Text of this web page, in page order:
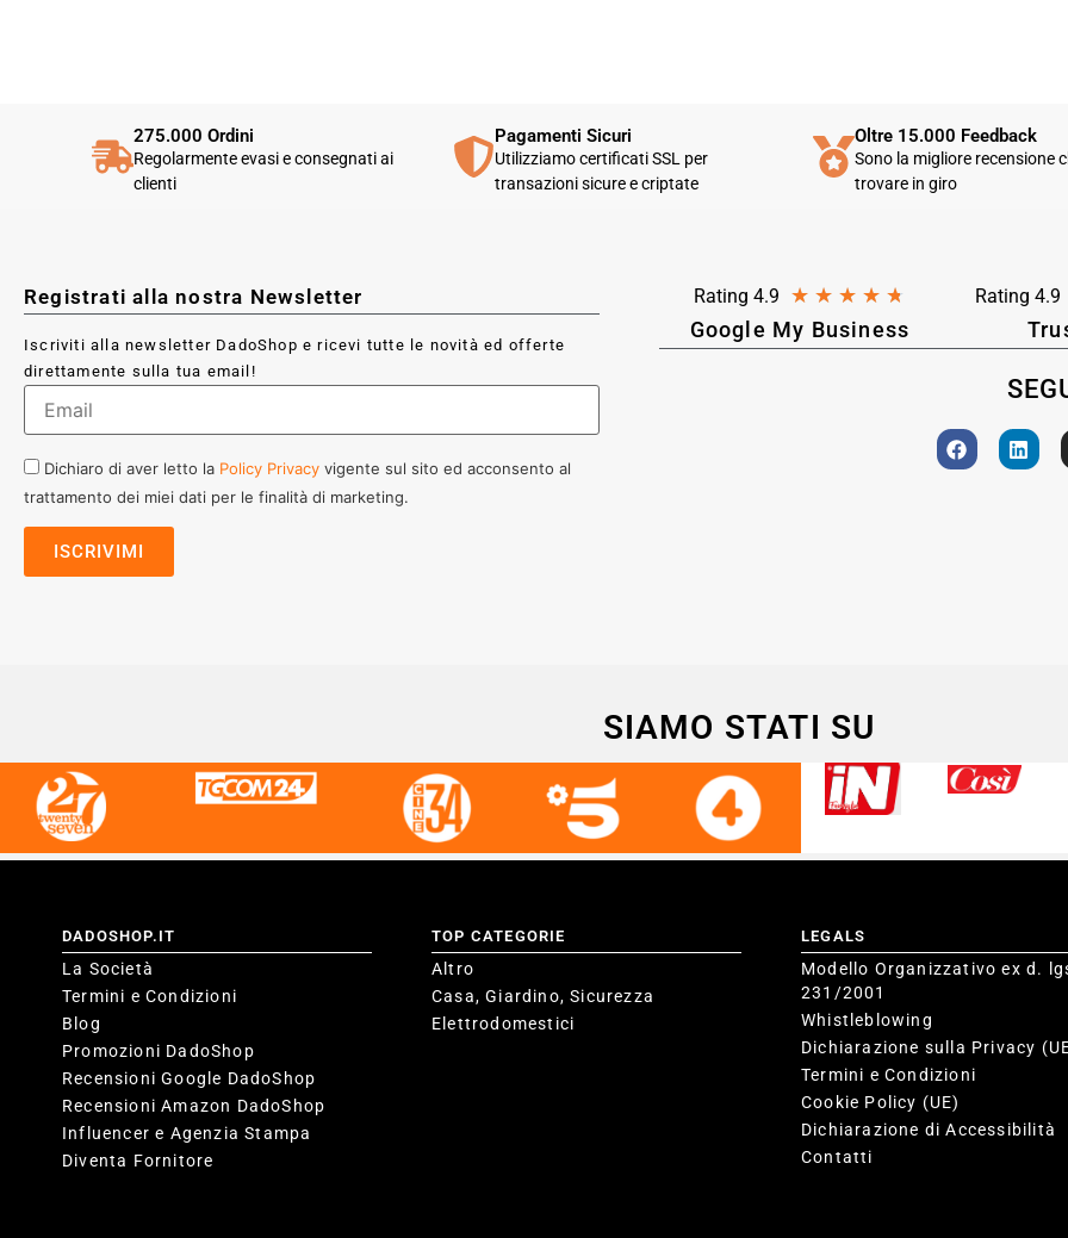
275.000 Ordini
Regolarmente evasi e consegnati ai
clienti
Pagamenti Sicuri
Utilizziamo certificati SSL per
transazioni sicure e criptate
Oltre 15.000 Feedback
Sono la migliore recensione
trovare in giro
Registrati alla nostra Newsletter
Iscriviti alla newsletter DadoShop e ricevi tutte le novità ed offerte
direttamente sulla tua email!
Dichiaro di aver letto la Policy Privacy vigente sul sito ed acconsento al
trattamento dei miei dati per le finalità di marketing.
Rating 4.9 ★ ★ ★ ★ ★
Google My Business
Rating 4.9
SIAMO STATI SU
DADOSHOP.IT
La Società
Termini e Condizioni
Blog
Promozioni DadoShop
Recensioni Google DadoShop
Recensioni Amazon DadoShop
Influencer e Agenzia Stampa
Diventa Fornitore
TOP CATEGORIE
Altro
Casa, Giardino, Sicurezza
Elettrodomestici
LEGALS
Modello Organizzativo ex d.
231/2001
Whistleblowing
Dichiarazione sulla Privacy
Termini e Condizioni
Cookie Policy (UE)
Dichiarazione di Accessibilità
Contatti